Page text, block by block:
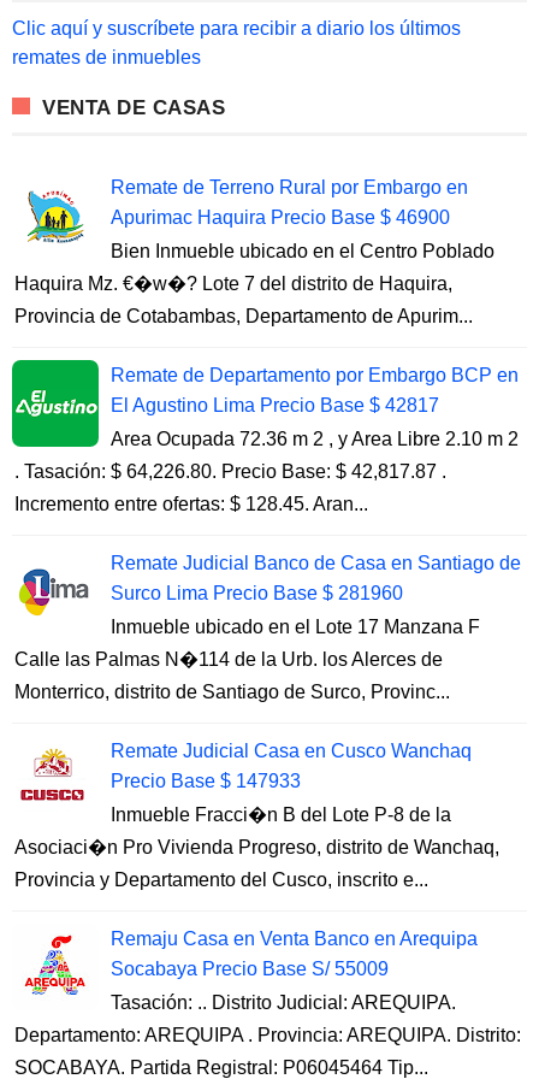
o
:
Clic aquí y suscríbete para recibir a diario los últimos
remates de inmuebles
VENTA DE CASAS
Remate de Terreno Rural por Embargo en
Apurimac Haquira Precio Base $ 46900
Bien Inmueble ubicado en el Centro Poblado
Haquira Mz. €�w�? Lote 7 del distrito de Haquira,
Provincia de Cotabambas, Departamento de Apurim...
Remate de Departamento por Embargo BCP en
El Agustino Lima Precio Base $ 42817
Area Ocupada 72.36 m 2 , y Area Libre 2.10 m 2
. Tasación: $ 64,226.80. Precio Base: $ 42,817.87 .
Incremento entre ofertas: $ 128.45. Aran...
Remate Judicial Banco de Casa en Santiago de
Surco Lima Precio Base $ 281960
Inmueble ubicado en el Lote 17 Manzana F
Calle las Palmas N�114 de la Urb. los Alerces de
Monterrico, distrito de Santiago de Surco, Provinc...
Remate Judicial Casa en Cusco Wanchaq
Precio Base $ 147933
Inmueble Fracci�n B del Lote P-8 de la
Asociaci�n Pro Vivienda Progreso, distrito de Wanchaq,
Provincia y Departamento del Cusco, inscrito e...
Remaju Casa en Venta Banco en Arequipa
Socabaya Precio Base S/ 55009
Tasación: .. Distrito Judicial: AREQUIPA.
Departamento: AREQUIPA . Provincia: AREQUIPA. Distrito:
SOCABAYA. Partida Registral: P06045464 Tip...